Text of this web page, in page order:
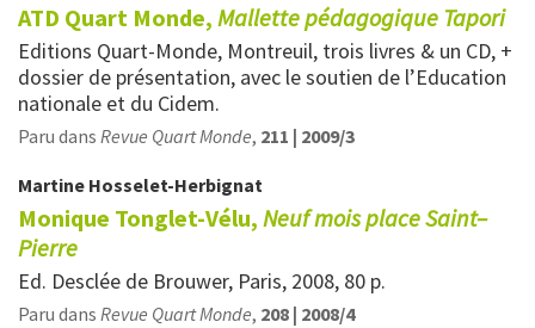
ATD Quart Monde, Mallette pédagogique Tapori
Editions Quart-Monde, Montreuil, trois livres & un CD, +
dossier de présentation, avec le soutien de l’Education
nationale et du Cidem.
Paru dans Revue Quart Monde, 211 | 2009/3
Martine Hosselet-Herbignat
Monique Tonglet-Vélu, Neuf mois place Saint–
Pierre
Ed. Desclée de Brouwer, Paris, 2008, 80 p.
Paru dans Revue Quart Monde, 208 | 2008/4